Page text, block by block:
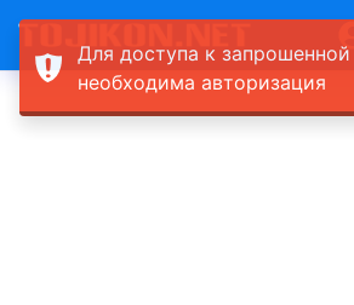
Для доступа к
необходима авторизация